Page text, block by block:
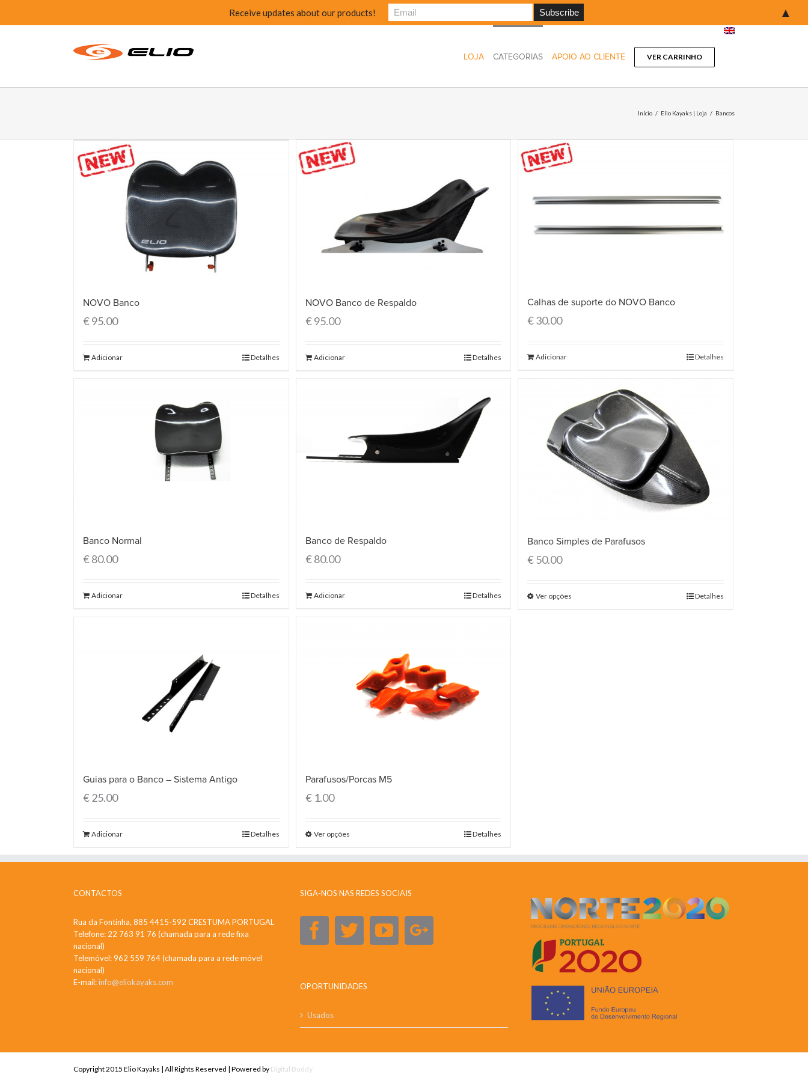
LOJA CATEGORIAS APOIO AO CLIENTE VER CARRINHO
Início / Elio Kayaks | Loja / Bancos
NOVO Banco
€95.00
Adicionar Detalhes
NOVO Banco de Respaldo
€95.00
Adicionar Detalhes
Calhas de suporte do NOVO Banco
€30.00
Adicionar Detalhes
Banco Normal
€80.00
Adicionar Detalhes
Banco de Respaldo
€80.00
Adicionar Detalhes
Banco Simples de Parafusos
€50.00
Ver opções Detalhes
Guias para o Banco – Sistema Antigo
€25.00
Adicionar Detalhes
Parafusos/Porcas M5
€1.00
Ver opções Detalhes
CONTACTOS
Rua da Fontinha, 885 4415-592 CRESTUMA PORTUGAL
Telefone: 22 763 91 76 (chamada para a rede fixa
nacional)
Telemóvel: 962 559 764 (chamada para a rede móvel
nacional)
E-mail:info@eliokayaks.com
SIGA-NOS NAS REDES SOCIAIS
OPORTUNIDADES
Usados
Copyright 2015 Elio Kayaks | All Rights Reserved | Powered by Digital Buddy
Receive updates about our products! ▲